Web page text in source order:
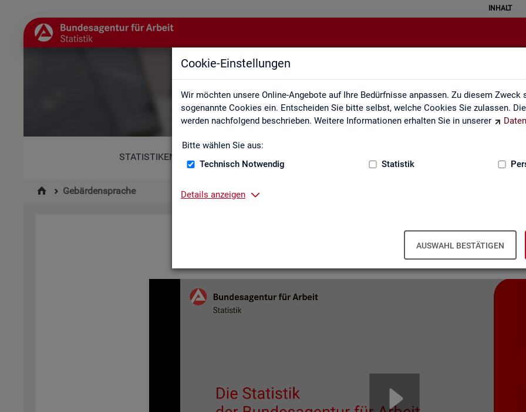
Cookie-Einstellungen
Wir möchten unsere Online-Angebote auf Ihre Bedürfnisse anpassen. Zu diesem Zweck
sogenannte Cookies ein. Entscheiden Sie bitte selbst, welche Cookies Sie zulassen.
werden nachfolgend beschrieben. Weitere Informationen erhalten Sie in unserer
Bitte wählen Sie aus:
Technisch Notwendig
Statistik
Details anzeigen
AUSWAHL BESTÄTIGEN
INHALT
Gebärdensprache
STATISTIKEN
Gebärdensprache
In­for­ma­tio­nen in Ge­bär­den­spra­che
Hier fin­den Sie unser In­for­ma­ti­ons­vi­deo in Deut­scher